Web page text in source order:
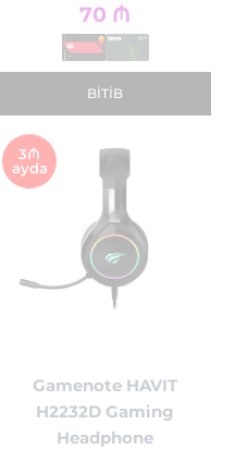
70 ₼
BITIB
3₼
ayda
Gamenote HAVIT
H2232D Gaming
Headphone